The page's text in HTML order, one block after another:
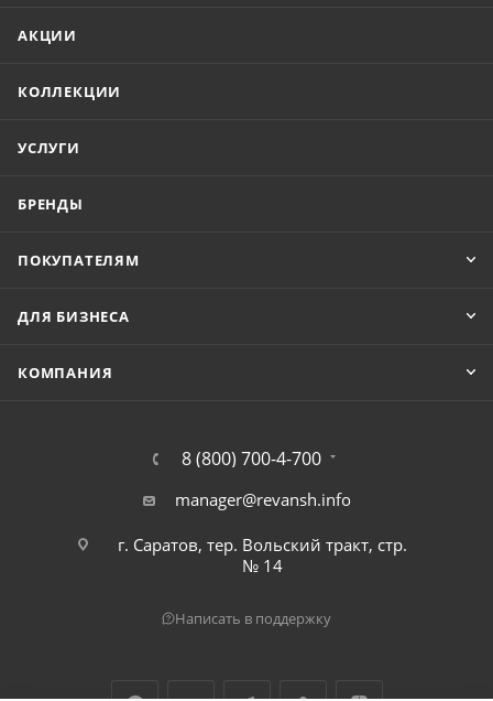
АКЦИИ
КОЛЛЕКЦИИ
УСЛУГИ
БРЕНДЫ
ПОКУПАТЕЛЯМ
ДЛЯ БИЗНЕСА
КОМПАНИЯ
8 (800) 700-4-700
manager@revansh.info
г. Саратов, тер. Вольский тракт, стр.
№ 14
Написать в поддержку